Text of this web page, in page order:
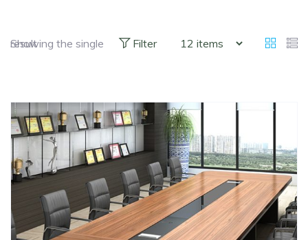
Showing the single result Filter